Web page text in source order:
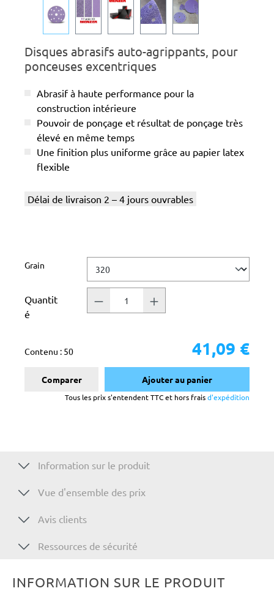
Disques abrasifs auto-agrippants, pour
ponceuses excentriques
Abrasif à haute performance pour la
construction intérieure
Pouvoir de ponçage et résultat de ponçage très
élevé en même temps
Une finition plus uniforme grâce au papier latex
flexible
Délai de livraison 2 – 4 jours ouvrables
Sélectionnez
Grain
Quantit
é
Contenu : 50 41,09 €
Comparer Ajouter au panier
Tous les prix s'entendent TTC et hors fraisd'expédition
Information sur le produit
Vue d'ensemble des prix
Avis clients
Ressources de sécurité
INFORMATION SUR LE PRODUIT